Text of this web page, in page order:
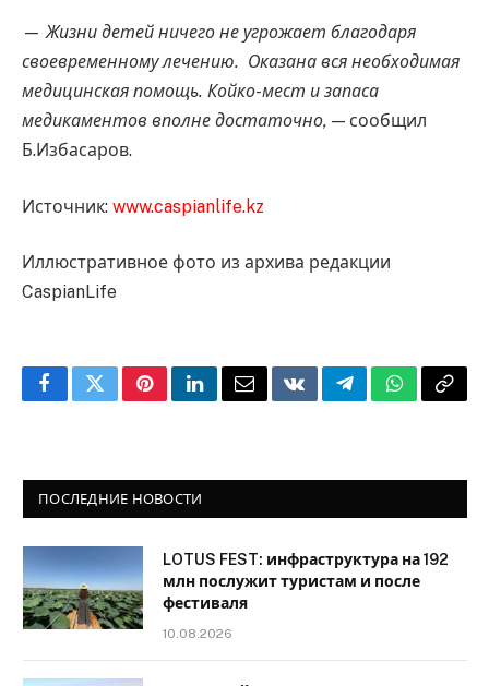
—Жизни детей ничего не угрожает благодаря
своевременному лечению. Оказана вся необходимая
медицинская помощь. Койко-мест и запаса
медикаментов вполне достаточно, — сообщил
Б.Избасаров.
Источник: www.caspianlife.kz
Иллюстративное фото из архива редакции
CaspianLife
FacebookTwitterPinterestLinkedInEmailVKontakteTelegramWhatsApp
Copy
ПОСЛЕДНИЕ НОВОСТИ
LOTUS FEST: инфраструктура на 192
млн послужит туристам и после
фестиваля
10.08.2026